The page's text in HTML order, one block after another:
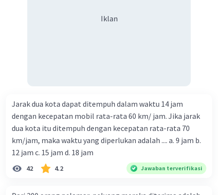
Iklan
Jarak dua kota dapat ditempuh dalam waktu 14 jam
dengan kecepatan mobil rata-rata 60 km/ jam. Jika jarak
dua kota itu ditempuh dengan kecepatan rata-rata 70
km/jam, maka waktu yang diperlukan adalah .... a. 9 jam b.
12 jam c. 15 jam d. 18 jam
42 4.2 Jawaban terverifikasi